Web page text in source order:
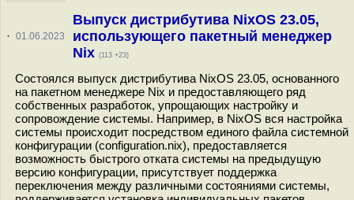
· 01.06.2023
Выпуск дистрибутива NixOS 23.05,
использующего пакетный менеджер
Nix (113 +23)
Состоялся выпуск дистрибутива NixOS 23.05, основанного
на пакетном менеджере Nix и предоставляющего ряд
собственных разработок, упрощающих настройку и
сопровождение системы. Например, в NixOS вся настройка
системы происходит посредством единого файла системной
конфигурации (configuration.nix), предоставляется
возможность быстрого отката системы на предыдущую
версию конфигурации, присутствует поддержка
переключения между различными состояниями системы,